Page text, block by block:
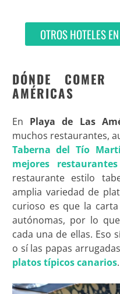
OTROS HOTELES
DÓNDE
AMÉRICAS
En Playa de Las
muchos restaurantes,
Taberna del Tío
mejores
restaurante estilo
amplia variedad de
curioso es que la
autónomas, por lo
cada una de ellas. Eso
o sí las papas
platos típicos canarios.